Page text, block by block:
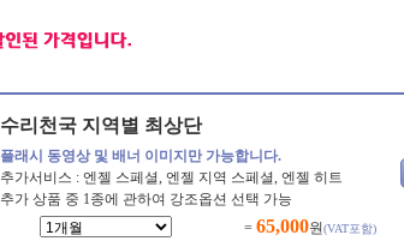
수리천국 지역별 최상단
플래시 동영상 및 배너 이미지만 가능합니다.
추가서비스 : 엔젤 스페셜, 엔젤 지역 스페셜, 엔젤 히트
추가 상품 중 1종에 관하여 강조옵션 선택 가능
= 65,000원(VAT포함)